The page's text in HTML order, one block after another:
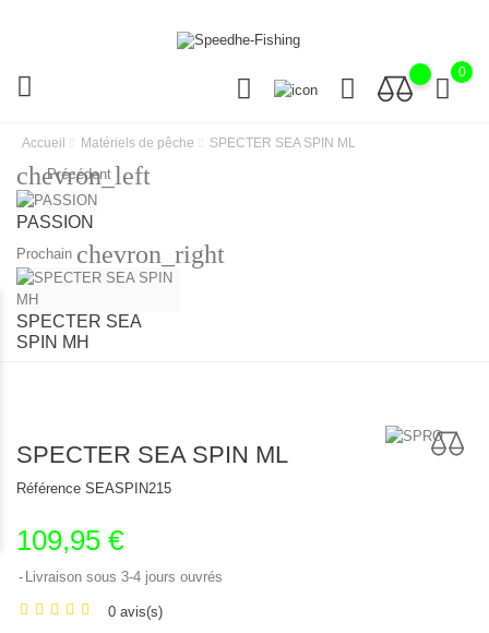
0
Accueil Matériels de pêche SPECTER SEA SPIN ML
chevron_left
Précédent
PASSION
Prochain chevron_right
SPECTER SEA
SPIN MH
SPECTER SEA SPIN ML
Référence SEASPIN215
109,95 €
Livraison sous 3-4 jours ouvrés
0 avis(s)